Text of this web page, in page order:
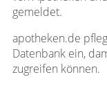
gemeldet.
apotheken.de
Datenbank ein,
zugreifen können.